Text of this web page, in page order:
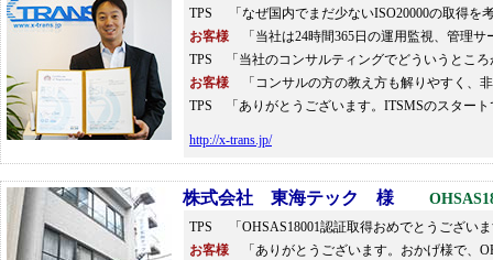
TPS 「なぜ国内でまだ少ないISO20000の取得を
お客様
「当社は24時間365日の運用監視、管理
TPS 「当社のコンサルティングでどういうところ
お客様 「コンサルの方の教え方も解りやすく、
TPS 「ありがとうございます。ITSMSのスター
http://x-trans.jp/
株式会社 東海テック 様
TPS 「OHSAS18001認証取得おめでとうござい
お客様
「ありがとうございます。おかげ様で、